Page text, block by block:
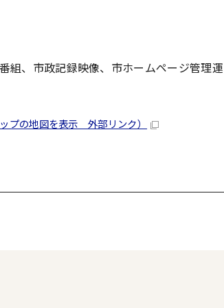
組、市政記録映像、市ホームページ管理
プの地図を表示 外部リンク）